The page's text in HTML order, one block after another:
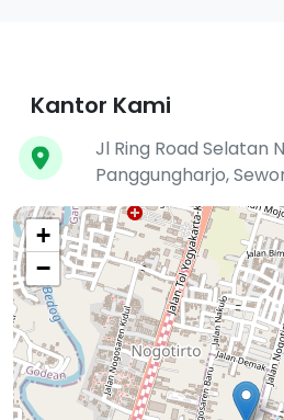
Kantor Kami
Jl Ring Road Selatan
Panggungharjo,
+
−